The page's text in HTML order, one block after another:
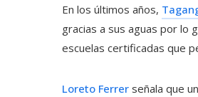
En los últimos años,
gracias a sus aguas por lo
escuelas certificadas que
Loreto Ferrer señala que